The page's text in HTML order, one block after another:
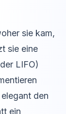
sie kam,
sie eine
LIFO)
den
ein